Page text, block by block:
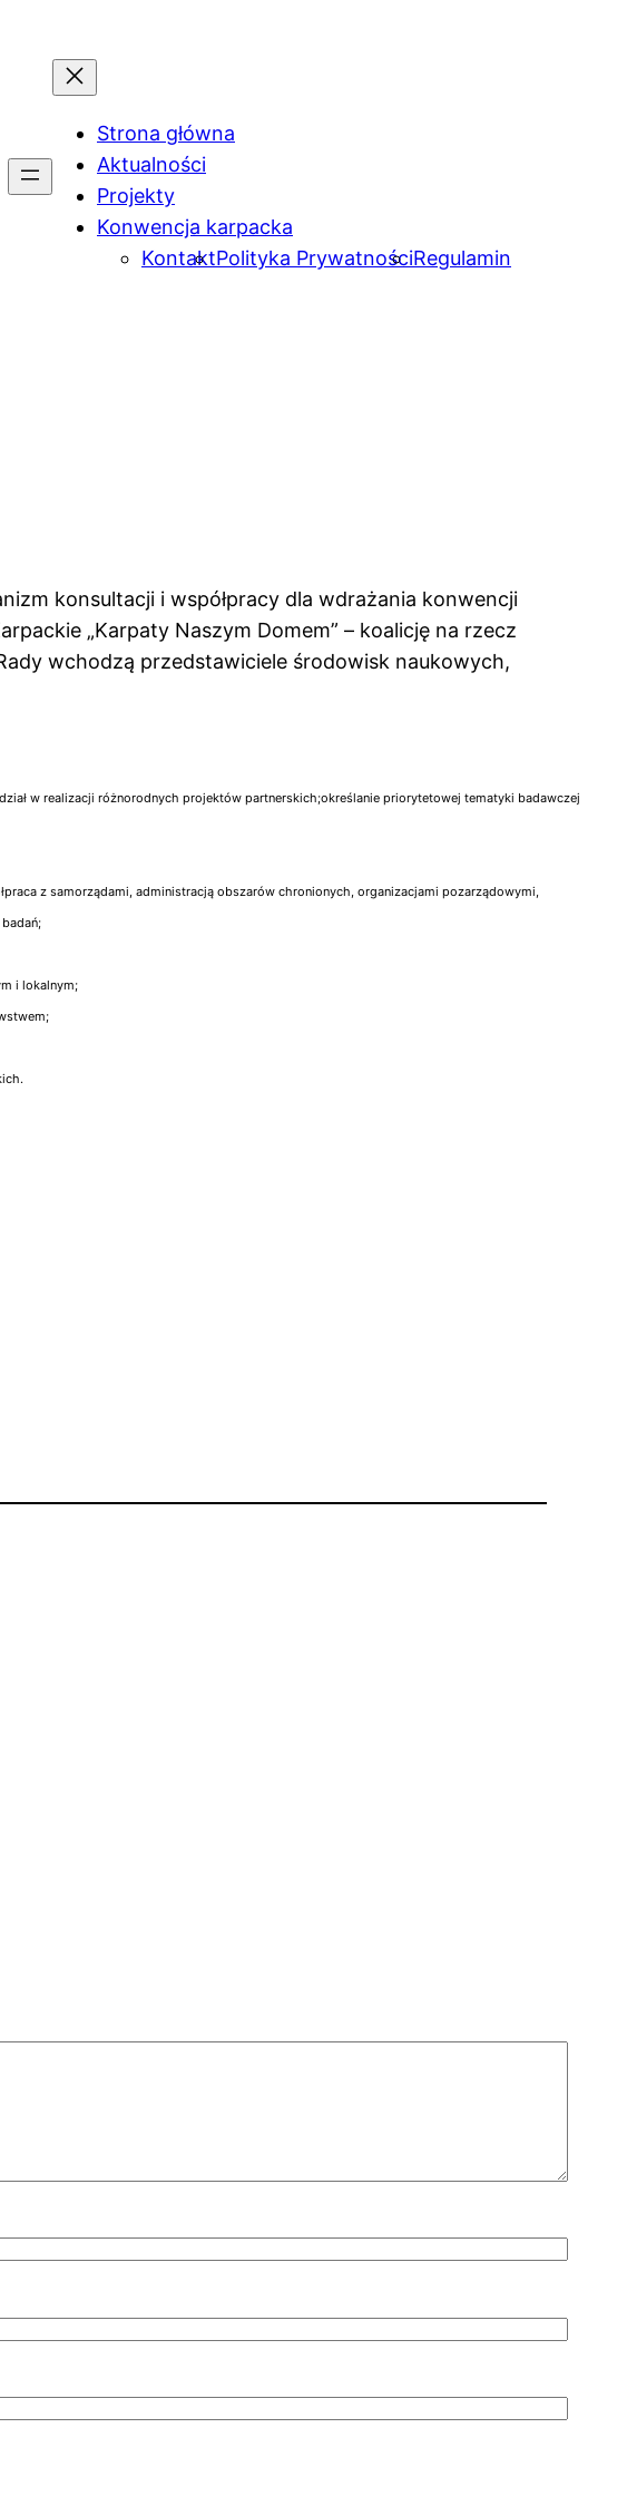
Strona główna
Aktualności
Projekty
Konwencja karpacka
KontaktPolityka PrywatnościRegulamin
konsultacji i współpracy dla wdrażania konwencji
„Karpaty Naszym Domem” – koalicję na rzecz
wchodzą przedstawiciele środowisk naukowych,
w realizacji różnorodnych projektów partnerskich;określanie priorytetowej tematyki badawczej
z samorządami, administracją obszarów chronionych, organizacjami pozarządowymi,
i lokalnym;